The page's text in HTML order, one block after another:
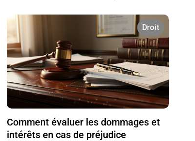
Droit
Comment évaluer les dommages et
intérêts en cas de préjudice